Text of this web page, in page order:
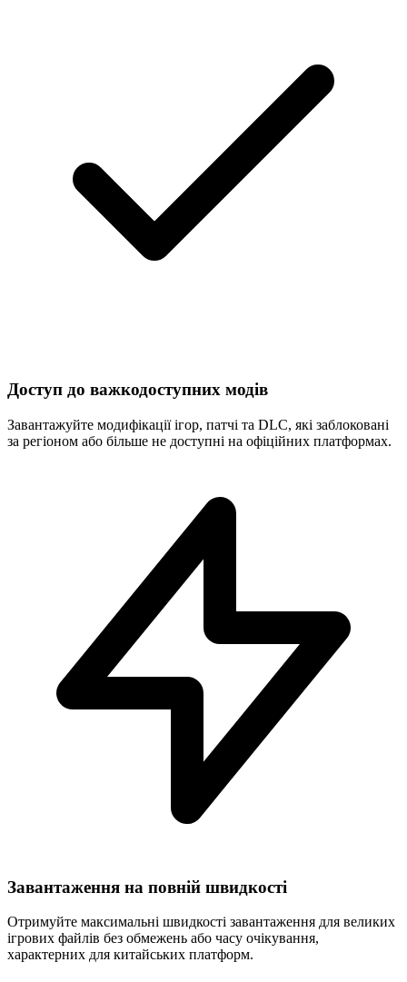
Доступ до важкодоступних модів
Завантажуйте модифікації ігор, патчі та DLC, які заблоковані
за регіоном або більше не доступні на офіційних платформах.
Завантаження на повній швидкості
Отримуйте максимальні швидкості завантаження для великих
ігрових файлів без обмежень або часу очікування,
характерних для китайських платформ.